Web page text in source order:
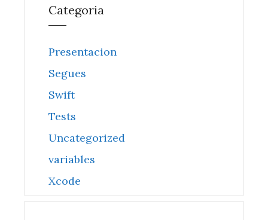
Categoria
Presentacion
Segues
Swift
Tests
Uncategorized
variables
Xcode